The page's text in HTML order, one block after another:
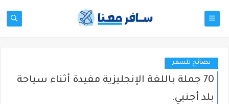
نصائح للسفر
70 جملة باللغة الإنجليزية مفيدة أثناء سياحة
بلد أجنبي.